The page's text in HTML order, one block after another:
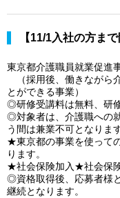
【11/1入社の方まで
東京都介護職員就業促進
（採用後、働きながら
とができる事業）
◎研修受講料は無料、研
◎対象者は、介護職への
う間は兼業不可となります
★東京都の事業を使って
ります。
★社会保険加入★社会保
◎資格取得後、応募者様
継続となります。